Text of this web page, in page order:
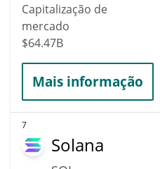
Capitalização de
mercado
$64.47B
Mais informação
7
Solana